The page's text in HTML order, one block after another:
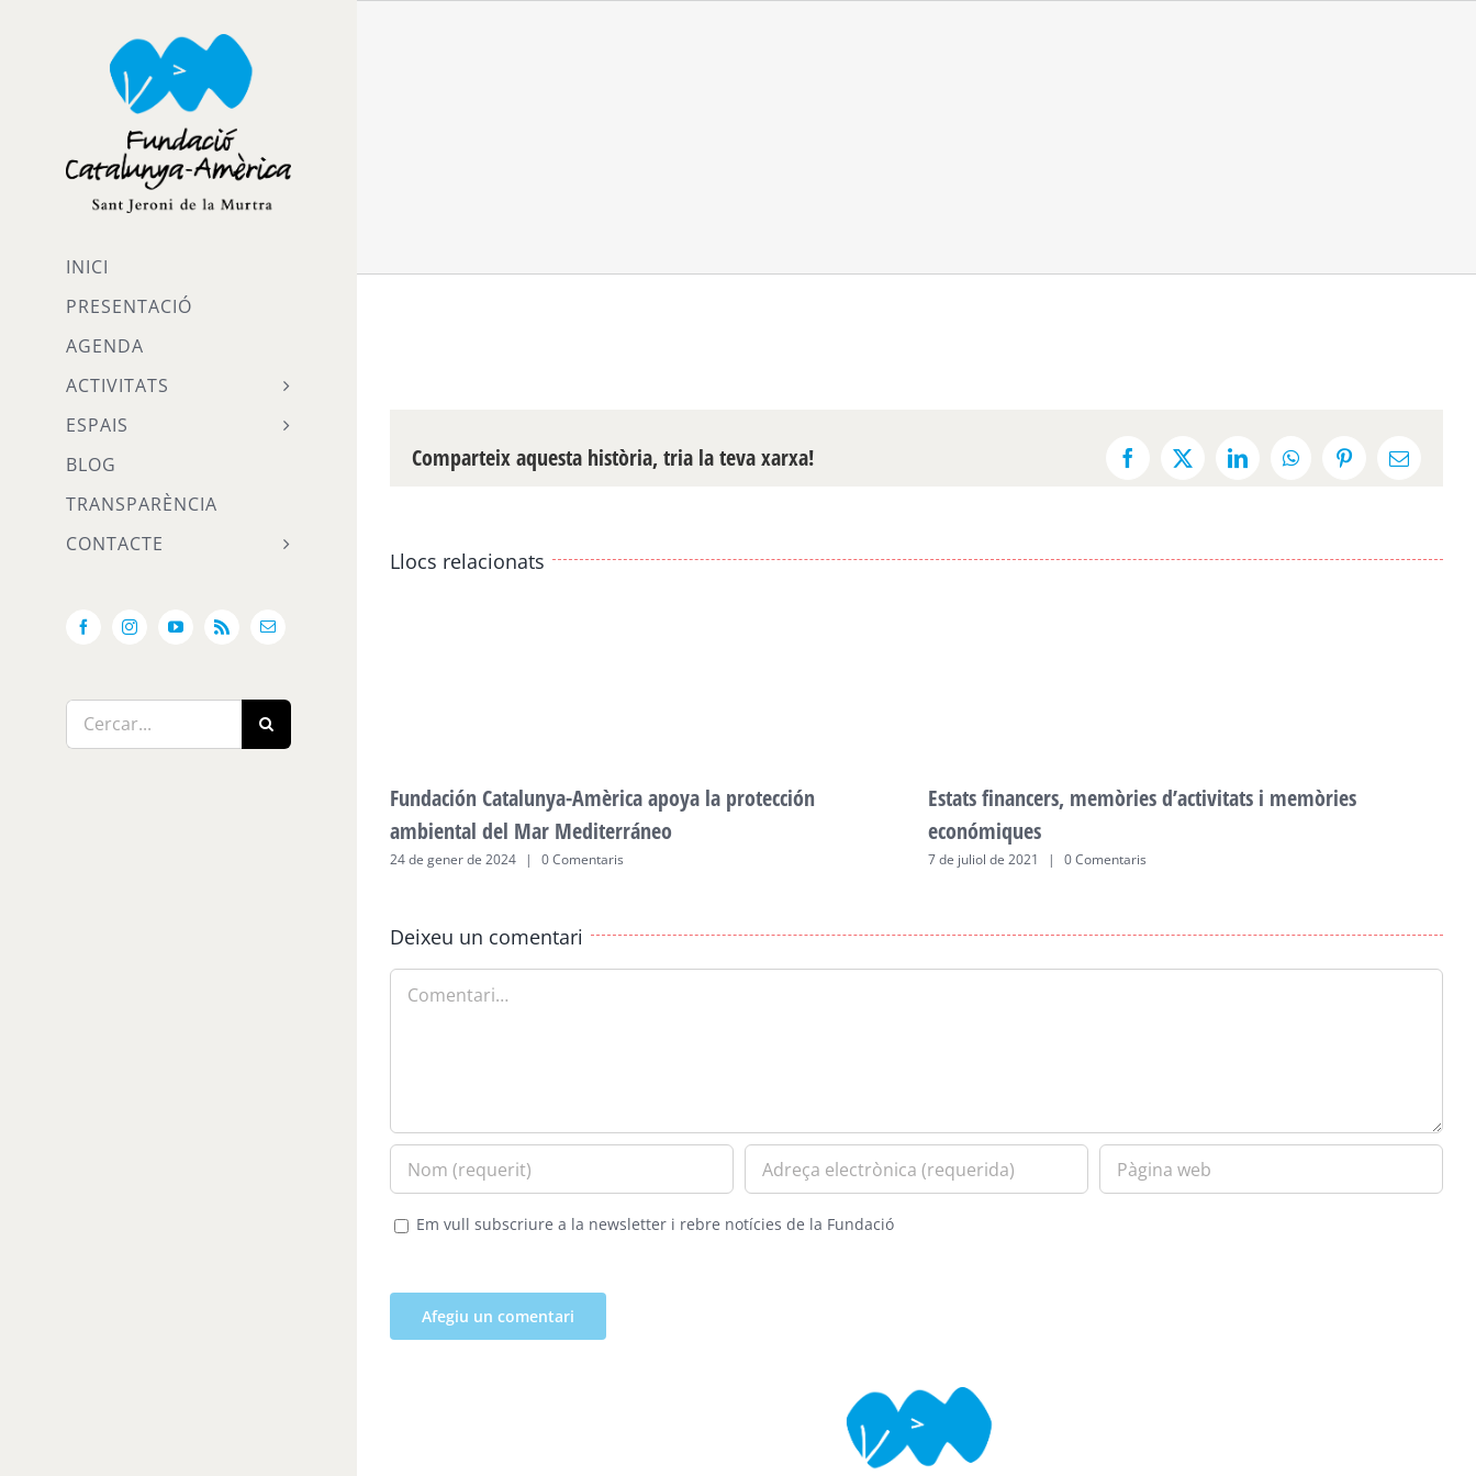
INICI
PRESENTACIÓ
AGENDA
ACTIVITATS
ESPAIS
BLOG
TRANSPARÈNCIA
CONTACTE
FacebookInstagramYouTube
Rss Email:
Cerca
…
Comparteix aquesta història, tria la teva xarxa! Facebook
X LinkedInWhatsAppPinterestEmail:
Llocs relacionats
Fundación Catalunya-Amèrica apoya la protección
ambiental del Mar Mediterráneo
24 de gener de 2024 | 0 Comentaris
Estats financers, memòries d’activitats i memòries
económiques
7 de juliol de 2021 | 0 Comentaris
Deixeu un comentari
Em vull subscriure a la newsletter i rebre notícies de la Fundació